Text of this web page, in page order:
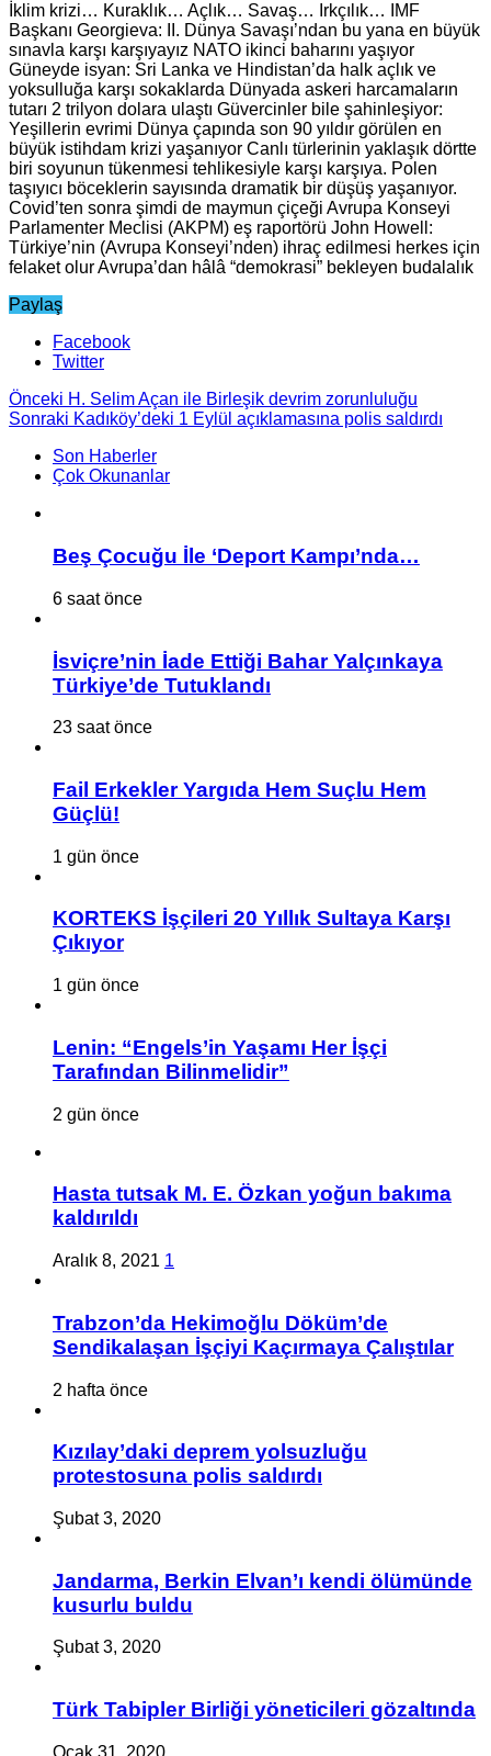
İklim krizi… Kuraklık… Açlık… Savaş… Irkçılık… IMF
Başkanı Georgieva: II. Dünya Savaşı’ndan bu yana en büyük
sınavla karşı karşıyayız NATO ikinci baharını yaşıyor
Güneyde isyan: Sri Lanka ve Hindistan’da halk açlık ve
yoksulluğa karşı sokaklarda Dünyada askeri harcamaların
tutarı 2 trilyon dolara ulaştı Güvercinler bile şahinleşiyor:
Yeşillerin evrimi Dünya çapında son 90 yıldır görülen en
büyük istihdam krizi yaşanıyor Canlı türlerinin yaklaşık dörtte
biri soyunun tükenmesi tehlikesiyle karşı karşıya. Polen
taşıyıcı böceklerin sayısında dramatik bir düşüş yaşanıyor.
Covid’ten sonra şimdi de maymun çiçeği Avrupa Konseyi
Parlamenter Meclisi (AKPM) eş raportörü John Howell:
Türkiye’nin (Avrupa Konseyi’nden) ihraç edilmesi herkes için
felaket olur Avrupa’dan hâlâ “demokrasi” bekleyen budalalık
Paylaş
Facebook
Twitter
Önceki H. Selim Açan ile Birleşik devrim zorunluluğu
Sonraki Kadıköy’deki 1 Eylül açıklamasına polis saldırdı
Son Haberler
Çok Okunanlar
Beş Çocuğu İle ‘Deport Kampı’nda…
6 saat önce
İsviçre’nin İade Ettiği Bahar Yalçınkaya
Türkiye’de Tutuklandı
23 saat önce
Fail Erkekler Yargıda Hem Suçlu Hem
Güçlü!
1 gün önce
KORTEKS İşçileri 20 Yıllık Sultaya Karşı
Çıkıyor
1 gün önce
Lenin: “Engels’in Yaşamı Her İşçi
Tarafından Bilinmelidir”
2 gün önce
Hasta tutsak M. E. Özkan yoğun bakıma
kaldırıldı
Aralık 8, 2021 1
Trabzon’da Hekimoğlu Döküm’de
Sendikalaşan İşçiyi Kaçırmaya Çalıştılar
2 hafta önce
Kızılay’daki deprem yolsuzluğu
protestosuna polis saldırdı
Şubat 3, 2020
Jandarma, Berkin Elvan’ı kendi ölümünde
kusurlu buldu
Şubat 3, 2020
Türk Tabipler Birliği yöneticileri gözaltında
Ocak 31, 2020